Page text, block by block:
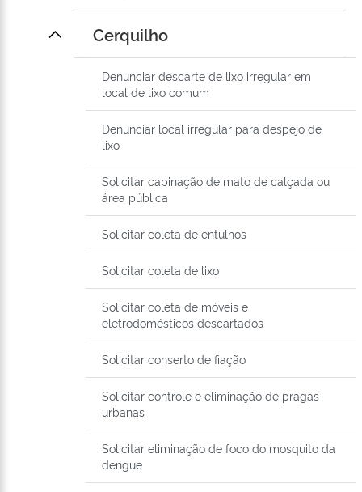
Cerquilho
Denunciar descarte de lixo irregular em
local de lixo comum
Denunciar local irregular para despejo de
lixo
Solicitar capinação de mato de calçada ou
área pública
Solicitar coleta de entulhos
Solicitar coleta de lixo
Solicitar coleta de móveis e
eletrodomésticos descartados
Solicitar conserto de fiação
Solicitar controle e eliminação de pragas
urbanas
Solicitar eliminação de foco do mosquito da
dengue